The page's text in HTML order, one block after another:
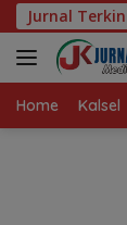
Langsung
ke
konten
Jurnal
Gegerkan
Home Kalsel